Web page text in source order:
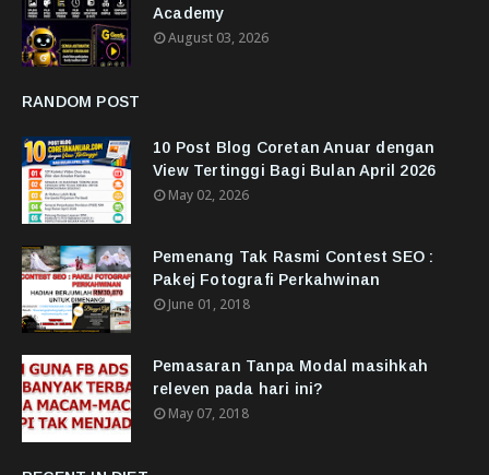
Academy
August 03, 2026
RANDOM POST
10 Post Blog Coretan Anuar dengan
View Tertinggi Bagi Bulan April 2026
May 02, 2026
Pemenang Tak Rasmi Contest SEO :
Pakej Fotografi Perkahwinan
June 01, 2018
Pemasaran Tanpa Modal masihkah
releven pada hari ini?
May 07, 2018